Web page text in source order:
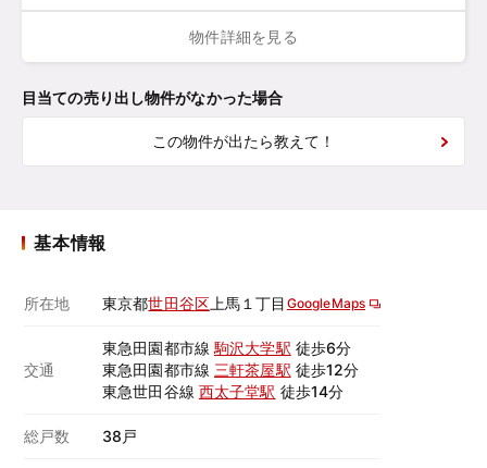
物件詳細を見る
目当ての売り出し物件がなかった場合
この物件が出たら教えて！
基本情報
所在地 東京都世田谷区上馬１丁目 GoogleMaps
交通
東急田園都市線 駒沢大学駅 徒歩6分
東急田園都市線 三軒茶屋駅 徒歩12分
東急世田谷線 西太子堂駅 徒歩14分
総戸数 38戸